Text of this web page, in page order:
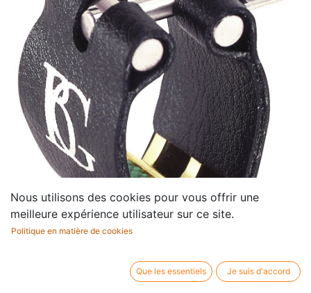
Ligatuur BG L4SR Super
Nous utilisons des cookies pour vous offrir une
meilleure expérience utilisateur sur ce site.
Politique en matière de cookies
Que les essentiels Je suis d'accord